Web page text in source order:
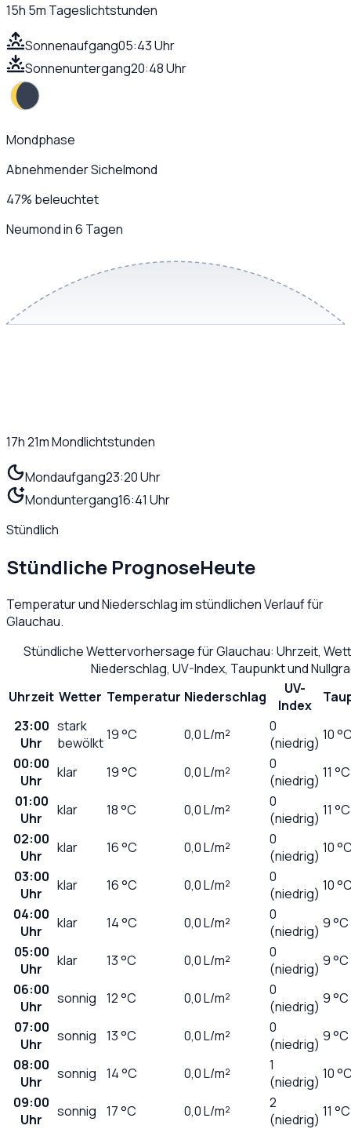
15h 5m Tageslichtstunden
Sonnenaufgang05:43 Uhr
Sonnenuntergang20:48 Uhr
Mondphase
Abnehmender Sichelmond
47% beleuchtet
Neumond in 6 Tagen
17h 21mMondlichtstunden
Mondaufgang23:20 Uhr
Monduntergang16:41 Uhr
Stündlich
Stündliche PrognoseHeute
Temperatur und Niederschlag im stündlichen Verlauf für
Glauchau.
Stündliche Wettervorhersage fürGlauchau: Uhrzeit,
Niederschlag, UV-Index, Taupunkt und
Uhrzeit Wetter Temperatur Niederschlag
UV-
Index
23:00
Uhr
stark
bewölkt19°C 0,0L/m²
0
(niedrig) 10
00:00
Uhr
klar 19°C 0,0L/m²
0
(niedrig) 11 °C
01:00
Uhr
klar 18°C 0,0L/m²
0
(niedrig) 11 °C
02:00
Uhr
klar 16°C 0,0L/m²
0
(niedrig) 10
03:00
Uhr
klar 16°C 0,0L/m²
0
(niedrig) 10
04:00
Uhr
klar 14°C 0,0L/m²
0
(niedrig) 9 °C
05:00
Uhr
klar 13°C 0,0L/m²
0
(niedrig) 9 °C
06:00
Uhr
sonnig 12°C 0,0L/m²
0
(niedrig) 9 °C
07:00
Uhr
sonnig 13°C 0,0L/m²
0
(niedrig) 9 °C
08:00
Uhr
sonnig 14°C 0,0L/m²
1
(niedrig) 10
09:00
Uhr
sonnig 17°C 0,0L/m²
2
(niedrig) 11 °C